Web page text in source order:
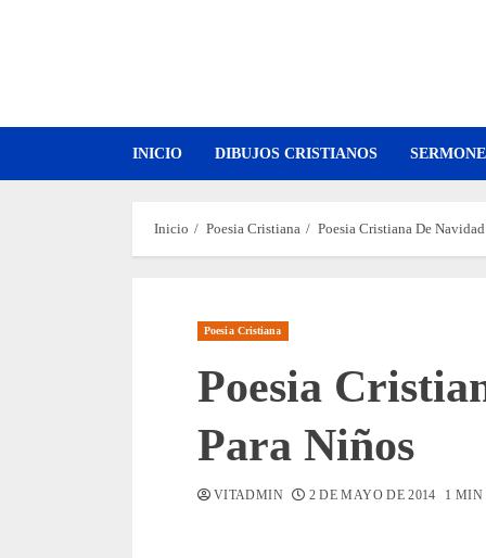
INICIO DIBUJOS CRISTIANOS
Inicio Poesia Cristiana Poesia Cristiana De
Poesia Cristiana
Poesia
Para Niños
VITADMIN 2 DE MAYO DE 2014 1 MIN